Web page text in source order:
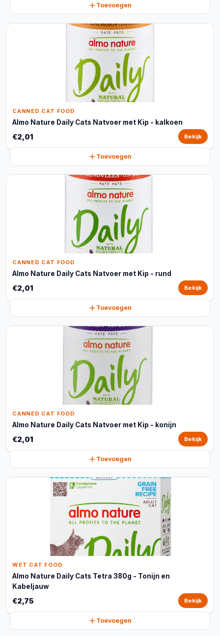
Toevoegen
CANNED CAT FOOD
Almo Nature Daily Cats Natvoer met Kip - kalkoen
€2,01 Bekijk
Toevoegen
CANNED CAT FOOD
Almo Nature Daily Cats Natvoer met Kip - rund
€2,01 Bekijk
Toevoegen
CANNED CAT FOOD
Almo Nature Daily Cats Natvoer met Kip - konijn
€2,01 Bekijk
Toevoegen
WET CAT FOOD
Almo Nature Daily Cats Tetra 380g - Tonijn en
Kabeljauw
€2,75 Bekijk
Toevoegen